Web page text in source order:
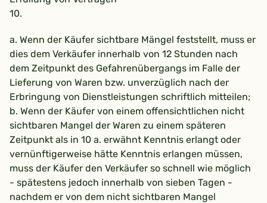
10.
a. Wenn der Käufer sichtbare Mängel feststellt, muss er
dies dem Verkäufer innerhalb von 12 Stunden nach
dem Zeitpunkt des Gefahrenübergangs im Falle der
Lieferung von Waren bzw. unverzüglich nach der
Erbringung von Dienstleistungen schriftlich mitteilen;
b. Wenn der Käufer von einem offensichtlichen nicht
sichtbaren Mangel der Waren zu einem späteren
Zeitpunkt als in 10 a. erwähnt Kenntnis erlangt oder
vernünftigerweise hätte Kenntnis erlangen müssen,
muss der Käufer den Verkäufer so schnell wie möglich
- spätestens jedoch innerhalb von sieben Tagen -
nachdem er von dem nicht sichtbaren Mangel